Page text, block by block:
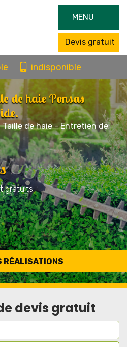
MENU
Devis gratuit
indisponible
de haie Ponsas
de haie - Entretien de
RÉALISATIONS
gratuits
devis gratuit